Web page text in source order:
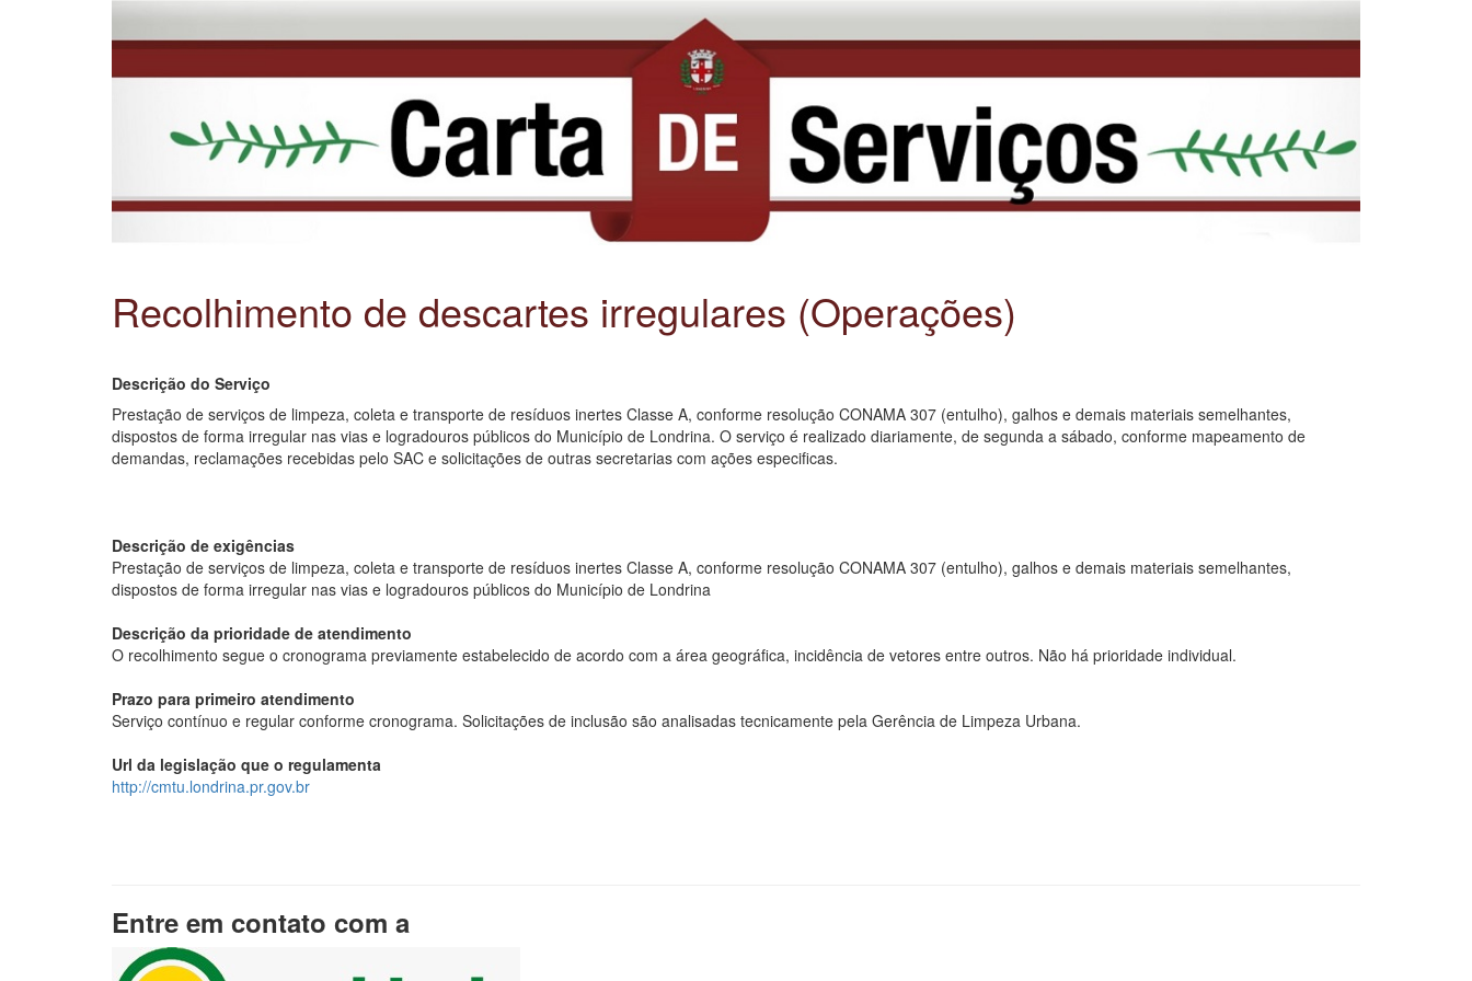
Recolhimento de descartes irregulares (Operações)
Descrição do Serviço
Prestação de serviços de limpeza, coleta e transporte de resíduos inertes Classe A, conforme resolução CONAMA 307 (entulho), galhos e demais materiais semelhantes,
dispostos de forma irregular nas vias e logradouros públicos do Município de Londrina. O serviço é realizado diariamente, de segunda a sábado, conforme mapeamento de
demandas, reclamações recebidas pelo SAC e solicitações de outras secretarias com ações especificas.
Descrição de exigências
Prestação de serviços de limpeza, coleta e transporte de resíduos inertes Classe A, conforme resolução CONAMA 307 (entulho), galhos e demais materiais semelhantes,
dispostos de forma irregular nas vias e logradouros públicos do Município de Londrina
Descrição da prioridade de atendimento
O recolhimento segue o cronograma previamente estabelecido de acordo com a área geográfica, incidência de vetores entre outros. Não há prioridade individual.
Prazo para primeiro atendimento
Serviço contínuo e regular conforme cronograma. Solicitações de inclusão são analisadas tecnicamente pela Gerência de Limpeza Urbana.
Url da legislação que o regulamenta
http://cmtu.londrina.pr.gov.br
Entre em contato com a